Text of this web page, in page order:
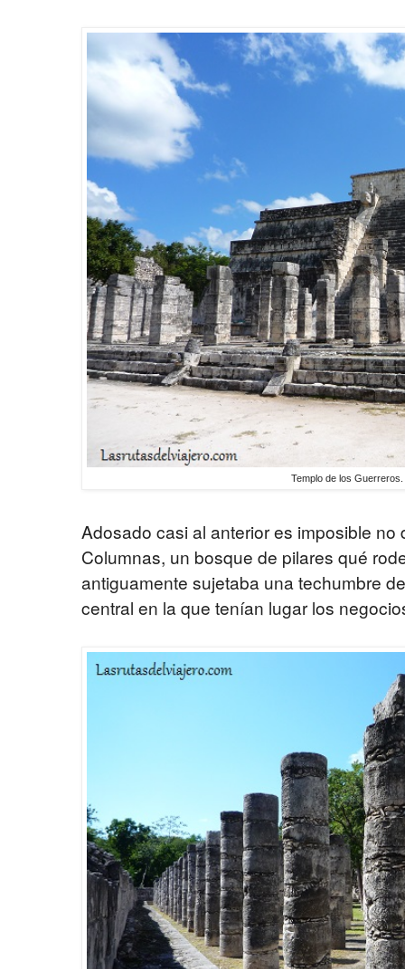
Templo de los
Adosado casi al anterior es imposible
Columnas, un bosque de pilares qué
antiguamente sujetaba una techumbre
central en la que tenían lugar los